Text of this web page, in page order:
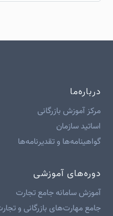
درباره‌ما
مرکز آموزش بازرگانی
اساتید سازمان
گواهینامه‌ها و تقدیرنامه‌ها
دوره‌های آموزشی
آموزش سامانه جامع تجارت
جامع مهارت‌های بازرگانی و